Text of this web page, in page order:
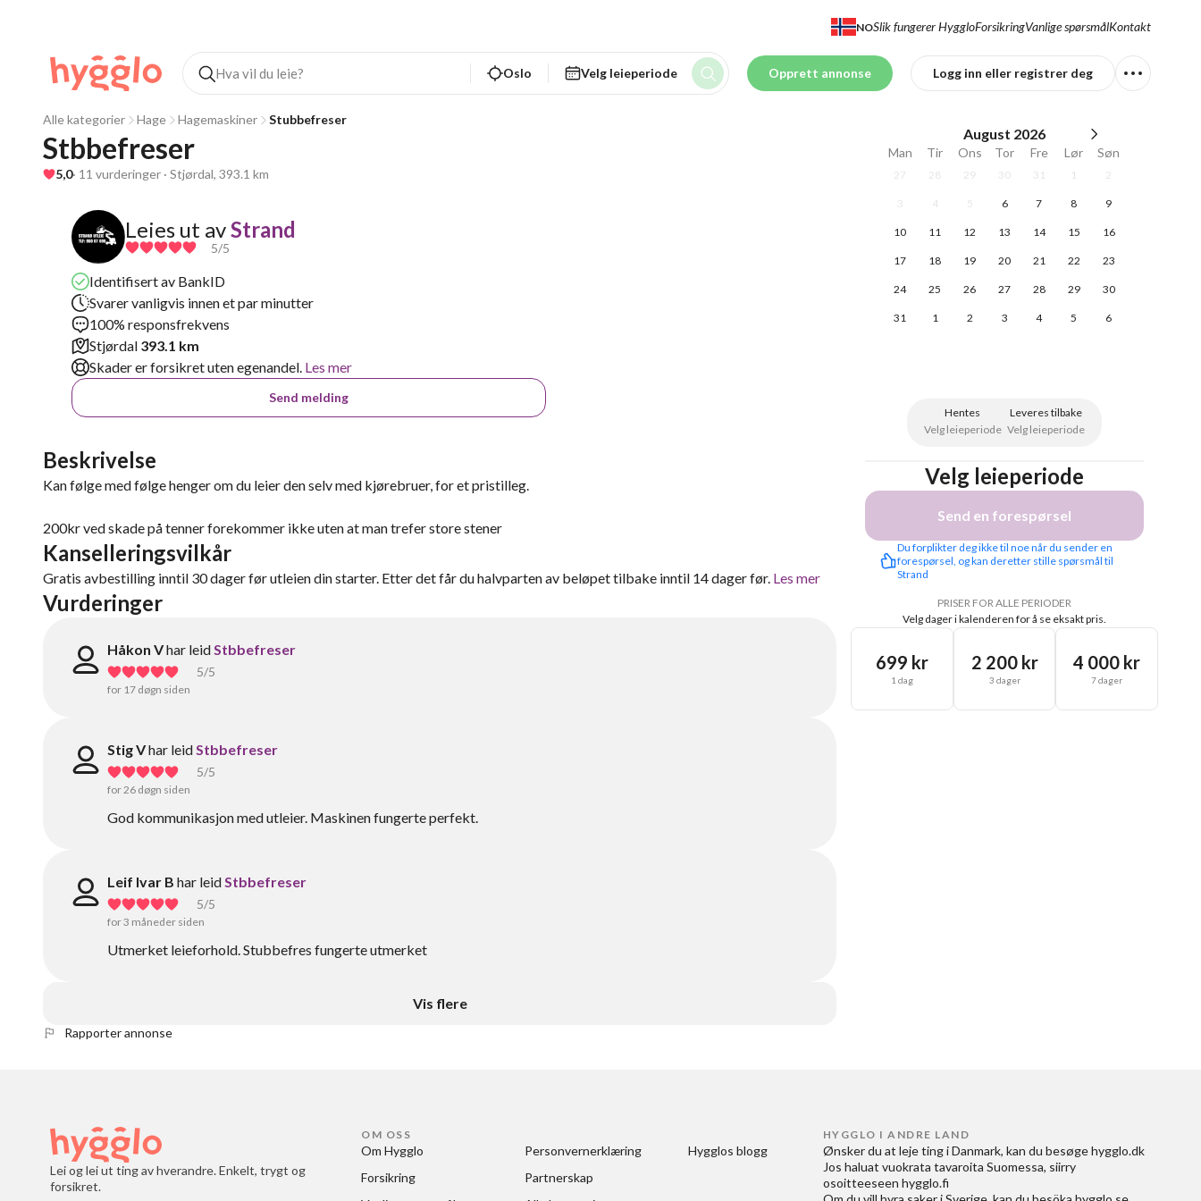
NOSlik fungerer HyggloForsikringVanlige spørsmålKontakt
Oslo Velg leieperiode Opprett annonse Logg inn eller registrer deg
Alle kategorier Hage Hagemaskiner Stubbefreser
Stbbefreser
5,0· 11 vurderinger · Stjørdal, 393.1 km
Leies ut avStrand
5/5
Identifisert av BankID
Svarer vanligvis innen et par minutter
100% responsfrekvens
Stjørdal 393.1 km
Skader er forsikret uten egenandel. Les mer
Send melding
Beskrivelse
Kan følge med følge henger om du leier den selv med kjørebruer, for et pristilleg.
200kr ved skade på tenner forekommer ikke uten at man trefer store stener
Kanselleringsvilkår
Gratis avbestilling inntil 30 dager før utleien din starter. Etter det får du halvparten av beløpet tilbake inntil 14 dager før. Les mer
Vurderinger
Håkon Vhar leidStbbefreser
5/5
for 17 døgn siden
Stig Vhar leidStbbefreser
5/5
for 26 døgn siden
God kommunikasjon med utleier. Maskinen fungerte perfekt.
Leif Ivar B har leidStbbefreser
5/5
for 3 måneder siden
Utmerket leieforhold. Stubbefres fungerte utmerket
Vis flere
August 2026
Man Tir Ons Tor Fre Lør Søn
27 28 29 30 31 1 2
3 4 5 6 7 8 9
10 11 12 13 14 15 16
17 18 19 20 21 22 23
24 25 26 27 28 29 30
31 1 2 3 4 5 6
Hentes
Velg leieperiode
Leveres tilbake
Velg leieperiode
Velg leieperiode
Send en forespørsel
Du forplikter deg ikke til noe når du sender en
forespørsel, og kan deretter stille spørsmål til
Strand
PRISER FOR ALLE PERIODER
Velg dager i kalenderen for å se eksakt pris.
699 kr
1 dag
2 200 kr
3 dager
4 000 kr
7 dager
Rapporter annonse
Lei og lei ut ting av hverandre. Enkelt, trygt og
forsikret.
OM OSS
Om Hygglo
Forsikring
Personvernerklæring
Partnerskap
Hygglos blogg
HYGGLO I ANDRE LAND
Ønsker du at leje ting i Danmark, kan du besøge hygglo.dk
Jos haluat vuokrata tavaroita Suomessa, siirry
osoitteeseen hygglo.fi